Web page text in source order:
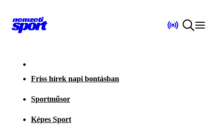
Friss hírek napi bontásban
Sportműsor
Képes Sport